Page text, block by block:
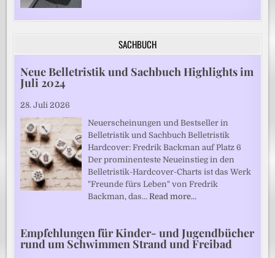
SACHBUCH
Neue Belletristik und Sachbuch Highlights im
Juli 2024
28. Juli 2026
Neuerscheinungen und Bestseller in
Belletristik und Sachbuch Belletristik
Hardcover: Fredrik Backman auf Platz 6
Der prominenteste Neueinstieg in den
Belletristik-Hardcover-Charts ist das Werk
"Freunde fürs Leben" von Fredrik
Backman, das…Read more…
Empfehlungen für Kinder- und Jugendbücher
rund um Schwimmen Strand und Freibad